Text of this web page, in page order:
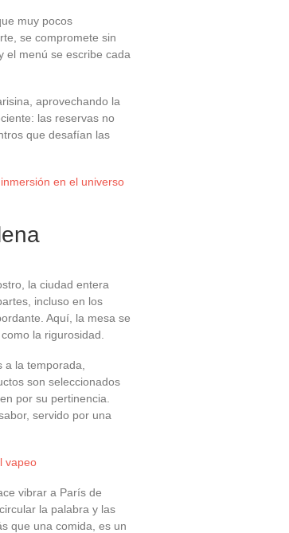
muy pocos
se compromete sin
el menú se escribe cada
aprovechando la
las reservas no
que desafían las
en el universo
la ciudad entera
incluso en los
Aquí, la mesa se
la rigurosidad.
la temporada,
son seleccionados
por su pertinencia.
servido por una
vapeo
vibrar a París de
la palabra y las
que una comida, es un